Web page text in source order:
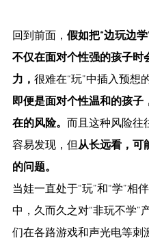
回到前面， 假如把“边玩边学
不仅在面对个性强的孩子时
力， 很难在“玩”中插入预想
即便是面对个性温和的孩子
在的风险。 而且这种风险往
容易发现，但从长远看，可
的问题。
当娃一直处于“玩”和“学”相
中，久而久之对“非玩不学”
们在各路游戏和声光电等刺